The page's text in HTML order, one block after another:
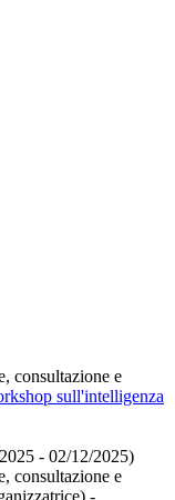
consultazione e
sull'intelligenza
- 02/12/2025)
consultazione e
-